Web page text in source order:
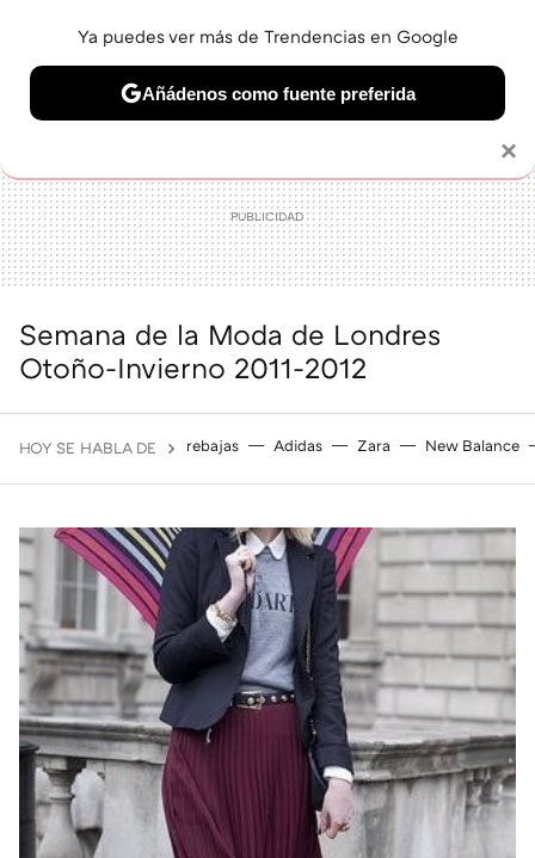
BELLEZA SHOPPING VIAJES GASTRO SNEAKERS
Semana de la Moda de Londres
Otoño-Invierno 2011-2012
HOY SE HABLA DE rebajas Adidas Zara New Balance
×
Ya puedes ver más de Trendencias en Google
Añádenos como fuente preferida